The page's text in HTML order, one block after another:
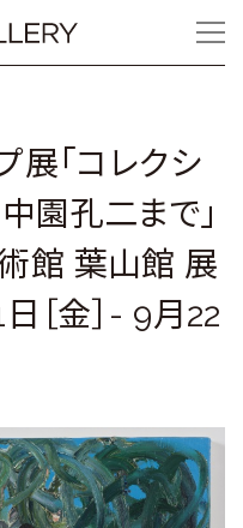
「コレクシ
園孔二まで」
館 葉山館 展
［金］- 9月22